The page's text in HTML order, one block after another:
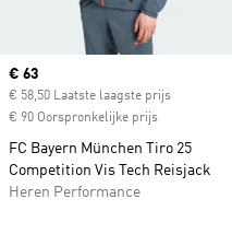
Current price
€ 63
€ 58,50 Laatste laagste prijs
€ 90 Oorspronkelijke prijs
FC Bayern München Tiro 25
Competition Vis Tech Reisjack
Heren Performance